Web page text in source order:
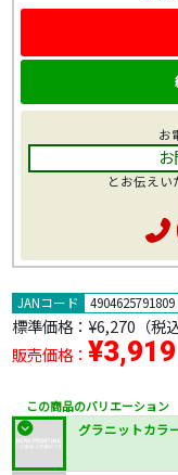
JANコード 4904625791809
標準価格： ¥6,270 （税
販売価格： ¥3,919
この商品のバリエーション
グラニットカラ
お
とお伝えい